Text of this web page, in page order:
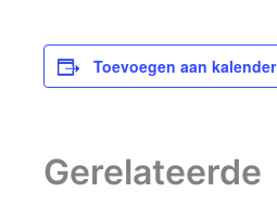
Toevoegen aan kalender
Gerelateerde